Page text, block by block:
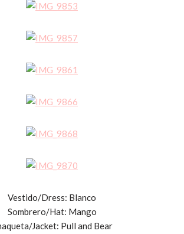
Vestido/Dress: Blanco
Sombrero/Hat: Mango
Jacket: Pull and Bear